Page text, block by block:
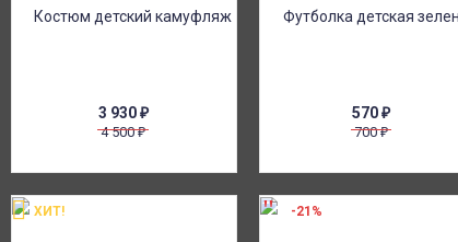
3 930₽
4 500₽
570₽
700₽
ХИТ! -21%